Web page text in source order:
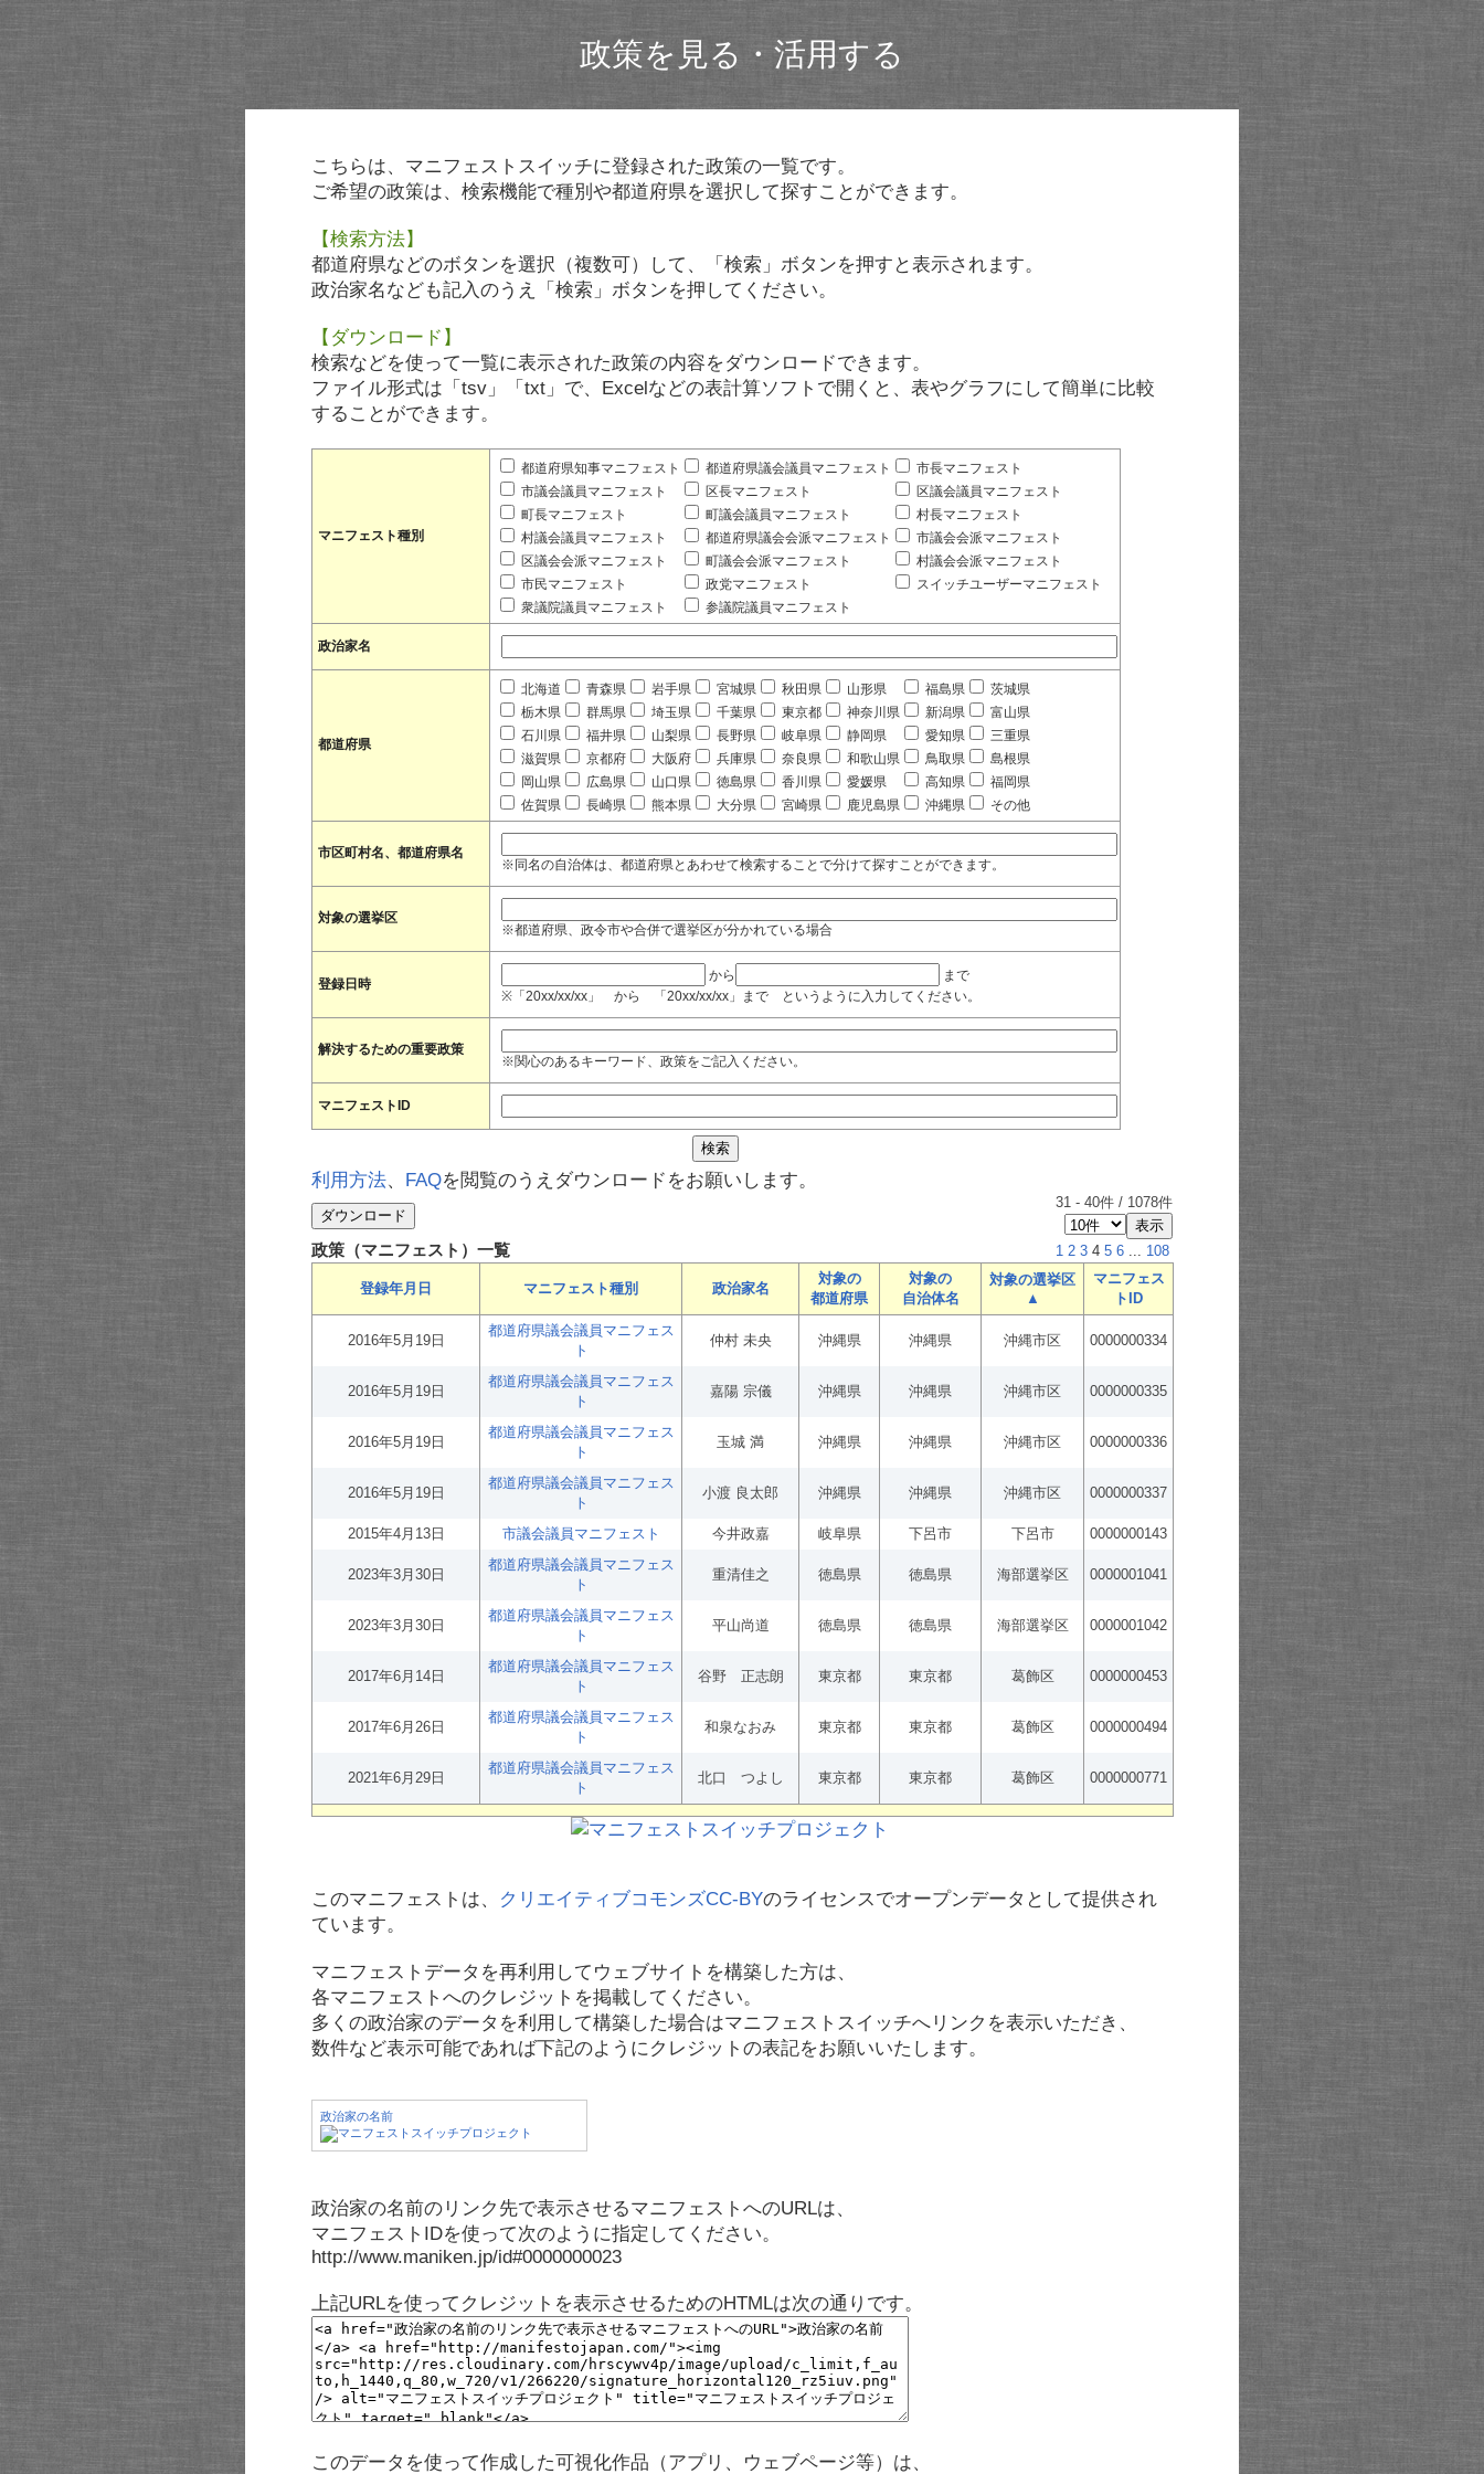
政策を見る・活用する
こちらは、マニフェストスイッチに登録された政策の一覧です。
ご希望の政策は、検索機能で種別や都道府県を選択して探すことができます。
【検索方法】
都道府県などのボタンを選択（複数可）して、「検索」ボタンを押すと表示されます。
政治家名なども記入のうえ「検索」ボタンを押してください。
【ダウンロード】
検索などを使って一覧に表示された政策の内容をダウンロードできます。
ファイル形式は「tsv」「txt」で、Excelなどの表計算ソフトで開くと、表やグラフにして簡単に比較
することができます。
マニフェスト種別
都道府県知事マニフェスト 都道府県議会議員マニフェスト
市長マニフェスト
市議会議員マニフェスト
区長マニフェスト
区議会議員マニフェスト
町長マニフェスト
町議会議員マニフェスト
村長マニフェスト
村議会議員マニフェスト
都道府県議会会派マニフェスト
市議会会派マニフェスト
区議会会派マニフェスト
町議会会派マニフェスト
村議会会派マニフェスト
市民マニフェスト
政党マニフェスト
スイッチユーザーマニフェスト
衆議院議員マニフェスト
参議院議員マニフェスト
政治家名
都道府県
北海道 青森県 岩手県 宮城県 秋田県 山形県 福島県
茨城県
栃木県
群馬県 埼玉県 千葉県 東京都 神奈川県 新潟県
富山県
石川県
福井県 山梨県 長野県 岐阜県 静岡県 愛知県
三重県
滋賀県
京都府 大阪府 兵庫県 奈良県 和歌山県 鳥取県
島根県
岡山県
広島県 山口県 徳島県 香川県 愛媛県 高知県
福岡県
佐賀県
長崎県 熊本県 大分県 宮崎県 鹿児島県 沖縄県 その他
市区町村名、都道府県名
※同名の自治体は、都道府県とあわせて検索することで分けて探すことができます。
対象の選挙区
※都道府県、政令市や合併で選挙区が分かれている場合
登録日時
から
まで
※「20xx/xx/xx」 から 「20xx/xx/xx」まで というように入力してください。
解決するための重要政策
※関心のあるキーワード、政策をご記入ください。
マニフェストID
利用方法、 FAQを閲覧のうえダウンロードをお願いします。
31 - 40件 / 1078件
政策（マニフェスト）一覧 1 2 3 4 5 6 ... 108
登録年月日 マニフェスト種別 政治家名
対象の
都道府県
対象の
自治体名
対象の選挙区
▲
マニフェス
トID
2016年5月19日
都道府県議会議員マニフェス
ト
仲村 未央 沖縄県 沖縄県 沖縄市区 0000000334
2016年5月19日
都道府県議会議員マニフェス
ト
嘉陽 宗儀 沖縄県 沖縄県 沖縄市区 0000000335
2016年5月19日
都道府県議会議員マニフェス
ト
玉城 満 沖縄県 沖縄県 沖縄市区 0000000336
2016年5月19日
都道府県議会議員マニフェス
ト
小渡 良太郎 沖縄県 沖縄県 沖縄市区 0000000337
2015年4月13日 市議会議員マニフェスト 今井政嘉 岐阜県 下呂市 下呂市 0000000143
2023年3月30日
都道府県議会議員マニフェス
ト
重清佳之 徳島県 徳島県 海部選挙区 0000001041
2023年3月30日
都道府県議会議員マニフェス
ト
平山尚道 徳島県 徳島県 海部選挙区 0000001042
2017年6月14日
都道府県議会議員マニフェス
ト
谷野 正志朗 東京都 東京都 葛飾区 0000000453
2017年6月26日
都道府県議会議員マニフェス
ト
和泉なおみ 東京都 東京都 葛飾区 0000000494
2021年6月29日
都道府県議会議員マニフェス
ト
北口 つよし 東京都 東京都 葛飾区 0000000771
このマニフェストは、 クリエイティブコモンズCC-BYのライセンスでオープンデータとして提供され
ています。
マニフェストデータを再利用してウェブサイトを構築した方は、
各マニフェストへのクレジットを掲載してください。
多くの政治家のデータを利用して構築した場合はマニフェストスイッチへリンクを表示いただき、
数件など表示可能であれば下記のようにクレジットの表記をお願いいたします。
政治家の名前
政治家の名前のリンク先で表示させるマニフェストへのURLは、
マニフェストIDを使って次のように指定してください。
http://www.maniken.jp/id#0000000023
上記URLを使ってクレジットを表示させるためのHTMLは次の通りです。
このデータを使って作成した可視化作品（アプリ、ウェブページ等）は、